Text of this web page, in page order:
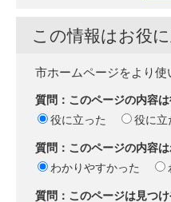
この情報はお役
市ホームページをより
質問：このページの内容
役に立った
役に立
質問：このページの内容
わかりやすかった
質問：このページは見つ